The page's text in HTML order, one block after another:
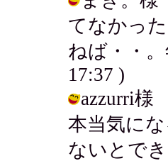
てなかっ
ねば・・
17:37 )
azzurri様
本当気に
ないとで